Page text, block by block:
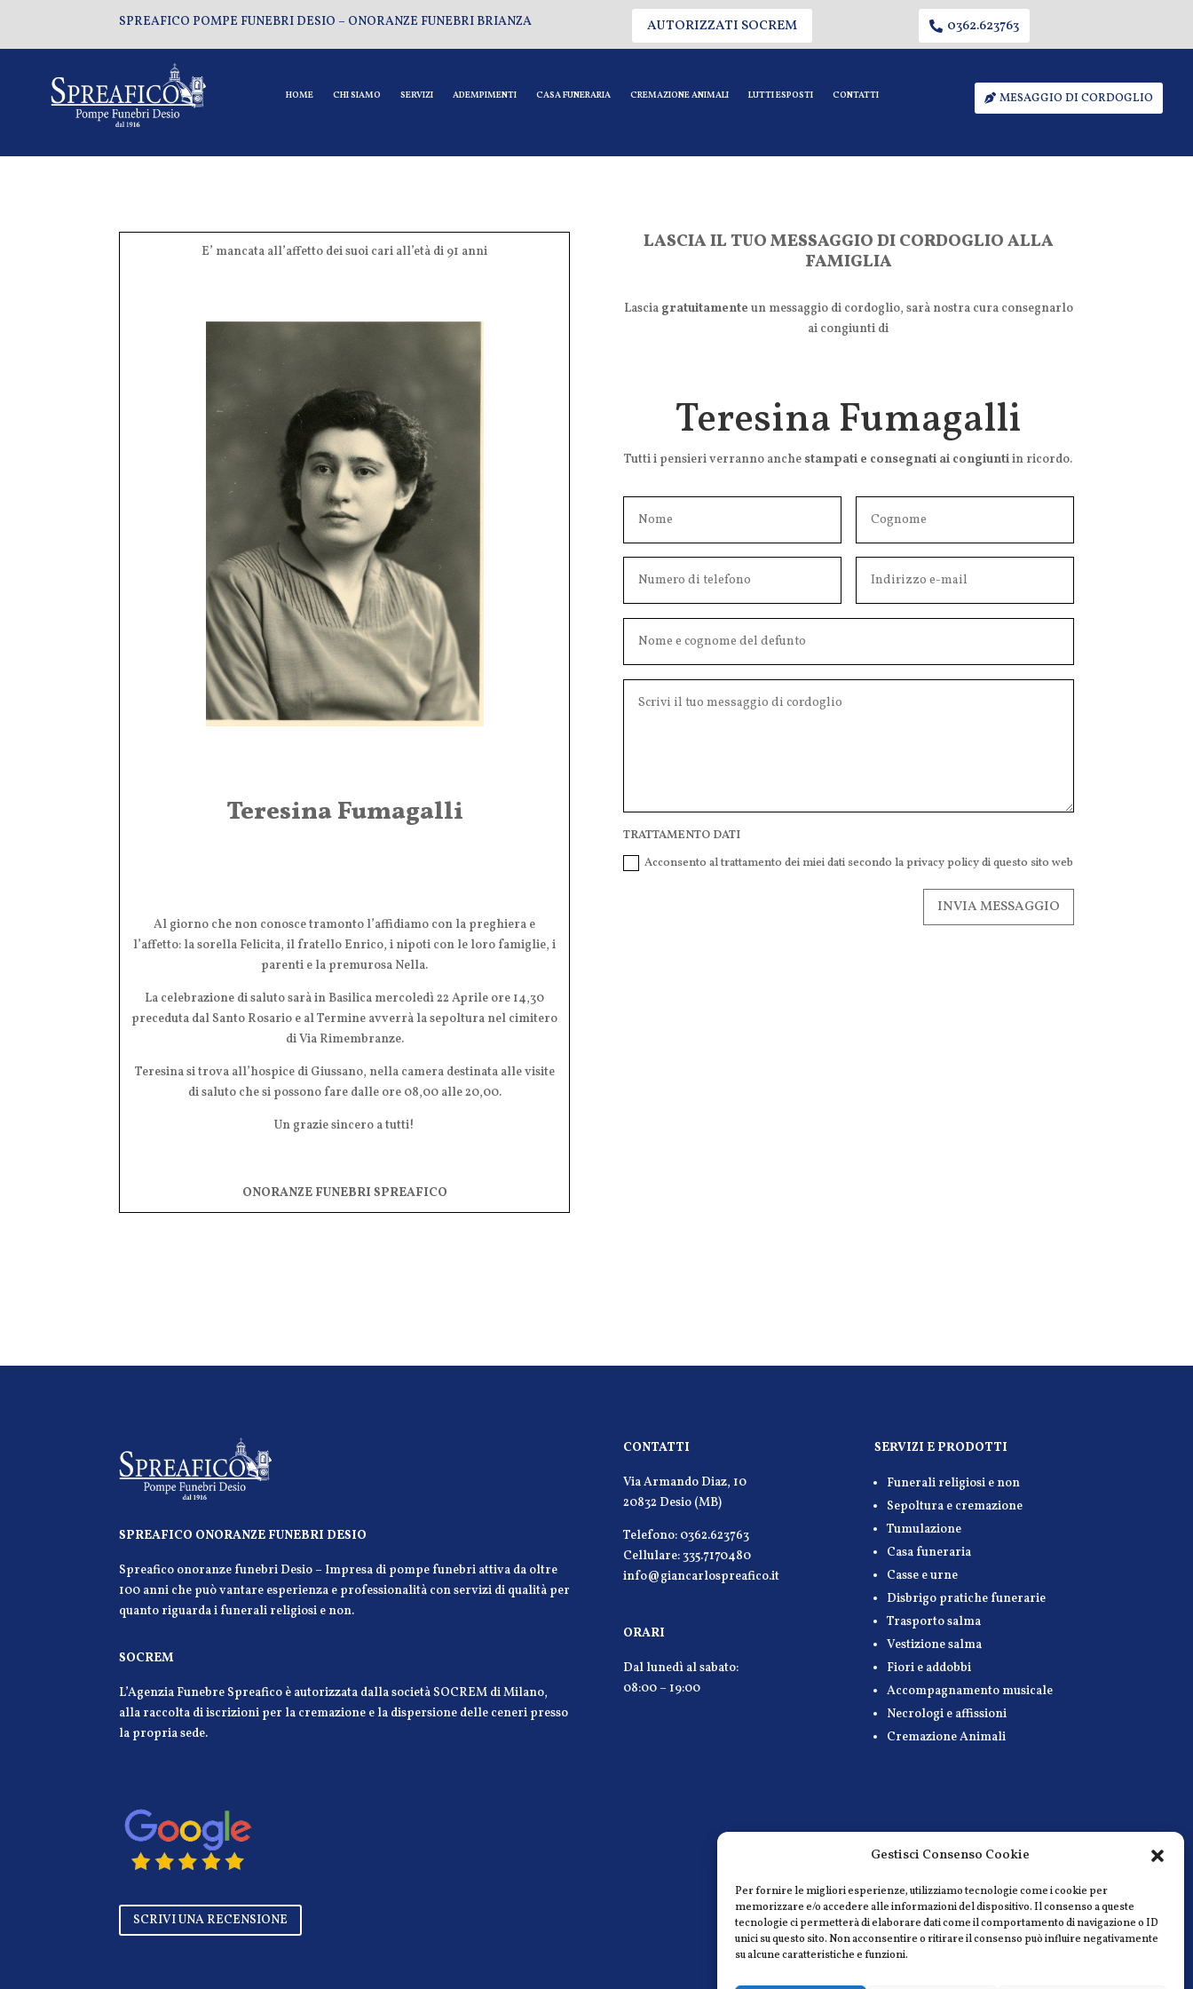
Gestisci Consenso Cookie
Per fornire le migliori esperienze, utilizziamo tecnologie come i cookie per
memorizzare e/o accedere alle informazioni del dispositivo. Il consenso a queste
tecnologie ci permetterà di elaborare dati come il comportamento di navigazione o ID
unici su questo sito. Non acconsentire o ritirare il consenso può influire negativamente
su alcune caratteristiche e funzioni.
SPREAFICO POMPE FUNEBRI DESIO – ONORANZE FUNEBRI BRIANZA AUTORIZZATI SOCREM 0362.623763
HOME CHI SIAMO SERVIZI ADEMPIMENTI CASA FUNERARIA CREMAZIONE ANIMALI LUTTI ESPOSTI CONTATTI MESAGGIO DI CORDOGLIO
E’ mancata all’affetto dei suoi cari all’età di 91 anni
Teresina Fumagalli
Al giorno che non conosce tramonto l’affidiamo con la preghiera e
l’affetto: la sorella Felicita, il fratello Enrico, i nipoti con le loro famiglie, i
parenti e la premurosa Nella.
La celebrazione di saluto sarà in Basilica mercoledì 22 Aprile ore 14,30
preceduta dal Santo Rosario e al Termine avverrà la sepoltura nel cimitero
di Via Rimembranze.
Teresina si trova all’hospice di Giussano, nella camera destinata alle visite
di saluto che si possono fare dalle ore 08,00 alle 20,00.
Un grazie sincero a tutti!
ONORANZE FUNEBRI SPREAFICO
LASCIA IL TUO MESSAGGIO DI CORDOGLIO ALLA
FAMIGLIA
Lascia gratuitamente un messaggio di cordoglio, sarà nostra cura consegnarlo
ai congiunti di
Teresina Fumagalli
Tutti i pensieri verranno anche stampati e consegnati ai congiuntiin ricordo.
TRATTAMENTO DATI
Acconsento al trattamento dei miei dati secondo la privacy policy di questo sito web
INVIA MESSAGGIO
SPREAFICO ONORANZE FUNEBRI DESIO
Spreafico onoranze funebri Desio – Impresa di pompe funebri attiva da oltre
100 anni che può vantare esperienza e professionalità con servizi di qualità per
quanto riguarda i funerali religiosi e non.
SOCREM
L’Agenzia Funebre Spreafico è autorizzata dalla società SOCREM di Milano,
alla raccolta di iscrizioni per la cremazione e la dispersione delle ceneri presso
la propria sede.
SCRIVI UNA RECENSIONE
CONTATTI
Via Armando Diaz, 10
20832 Desio (MB)
Telefono: 0362.623763
Cellulare: 335.7170480
info@giancarlospreafico.it
ORARI
Dal lunedì al sabato:
08:00 – 19:00
SERVIZI E PRODOTTI
Funerali religiosi e non
Sepoltura e cremazione
Tumulazione
Casa funeraria
Casse e urne
Disbrigo pratiche funerarie
Trasporto salma
Vestizione salma
Fiori e addobbi
Accompagnamento musicale
Necrologi e affissioni
Cremazione Animali